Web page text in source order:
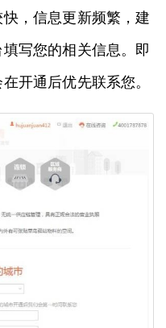
，信息更新频繁，建
写您的相关信息。即
开通后优先联系您。